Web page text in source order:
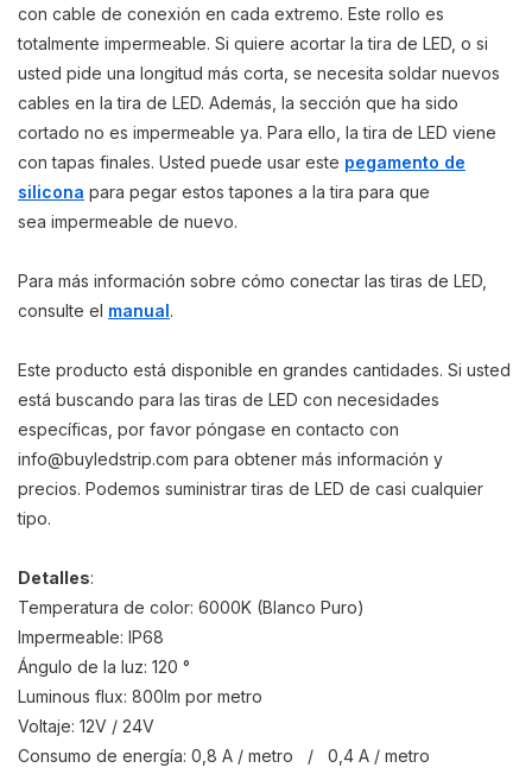
con cable de conexión en cada extremo. Este rollo es
totalmente impermeable. Si quiere acortar la tira de LED, o si
usted pide una longitud más corta, se necesita soldar nuevos
cables en la tira de LED. Además, la sección que ha sido
cortado no es impermeable ya. Para ello, la tira de LED viene
con tapas finales. Usted puede usar este pegamento de
silicona para pegar estos tapones a la tira para que
sea impermeable de nuevo.
Para más información sobre cómo conectar las tiras de LED,
consulte el manual.
Este producto está disponible en grandes cantidades. Si usted
está buscando para las tiras de LED con necesidades
específicas, por favor póngase en contacto con
info@buyledstrip.com para obtener más información y
precios. Podemos suministrar tiras de LED de casi cualquier
tipo.
Detalles:
Temperatura de color: 6000K (Blanco Puro)
Impermeable: IP68
Ángulo de la luz: 120 °
Luminous flux: 800lm por metro
Voltaje: 12V / 24V
Consumo de energía: 0,8 A / metro / 0,4 A / metro